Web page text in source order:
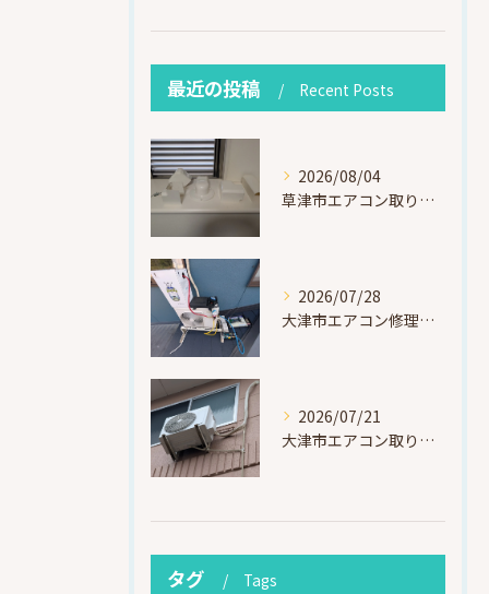
最近の投稿 Recent Posts
2026/08/04
草津市エアコン取り付け｜お客様取り外し済・化粧カバー再利用（ダイキン S225ATES・アウルコート草津）
2026/07/28
大津市エアコン修理｜冷媒漏れを特定！高所作業で東芝RAS-F221ARTを修理・ガスチャージ
2026/07/21
大津市エアコン取り付け｜他社で断られたマンション3階の壁面アングル高所作業（ハイセンス HA-J22H-W・プレジーオビワコ）
タグ Tags